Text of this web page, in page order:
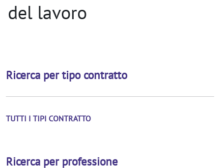
del lavoro
Ricerca per tipo contratto
TUTTI I TIPI CONTRATTO
Ricerca per professione